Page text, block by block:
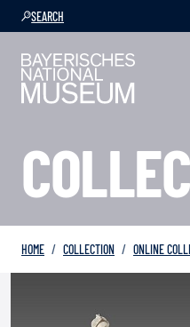
SEARCH
HOME COLLECTION ONLINE